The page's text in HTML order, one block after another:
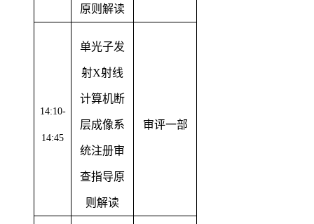
原则解读
14:10-
14:45
单光子发
射X射线
计算机断
层成像系
统注册审
查指导原
则解读
审评一部